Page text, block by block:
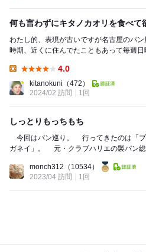
何も言わずにキタノカオリを食べて
わたし的、表現が古いですが名古屋のパン
時期、近くに住んでたこともあって毎週
4.0
kitanokuni （472）
2024/02 訪問
1回
しっとりもっちもち
今回はパン巡り。 行ってきたのは「ブーランジェリー レキップ ド コ
ガネイ」。 元・クラブハリエの製パン総括シェフ作るというパン屋さ
monch312 （10534）
2023/04 訪問
1回